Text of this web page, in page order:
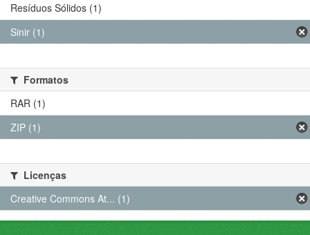
Resíduos Sólidos (1)
Sinir (1)
Formatos
RAR (1)
ZIP (1)
Licenças
Creative Commons At... (1)